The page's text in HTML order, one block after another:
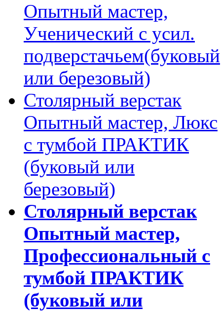
Опытный мастер,
Ученический с усил.
подверстачьем(буковый
или березовый)
Столярный верстак
Опытный мастер, Люкс
с тумбой ПРАКТИК
(буковый или
березовый)
Столярный верстак
Опытный мастер,
Профессиональный с
тумбой ПРАКТИК
(буковый или